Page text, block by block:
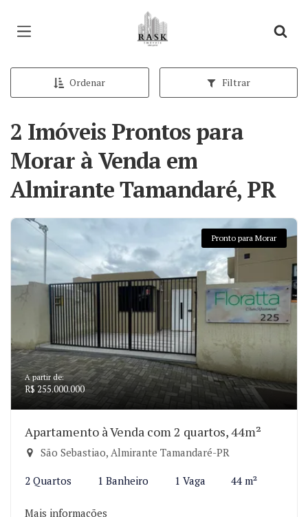
Página inicial
Ordenar Filtrar
2 Imóveis Prontos para
Morar à Venda em
Almirante Tamandaré, PR
Pronto para Morar
A partir de:
R$ 255.000.000
Apartamento à Venda com 2 quartos, 44m²
São Sebastiao, Almirante Tamandaré-PR
2 Quartos 1 Banheiro 1 Vaga 44 m²
Mais informações